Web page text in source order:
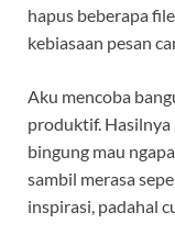
hapus beberapa
kebiasaan pesan
Aku mencoba
produktif. Hasilnya
bingung mau
sambil merasa
inspirasi, padahal